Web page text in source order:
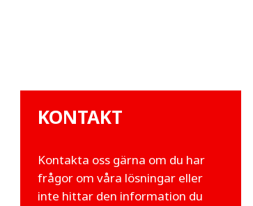
KONTAKT
Kontakta oss gärna om du har
frågor om våra lösningar eller
inte hittar den information du